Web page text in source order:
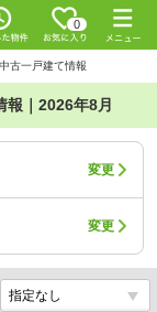
0
古一戸建て情報
報｜2026年8月
変更
変更